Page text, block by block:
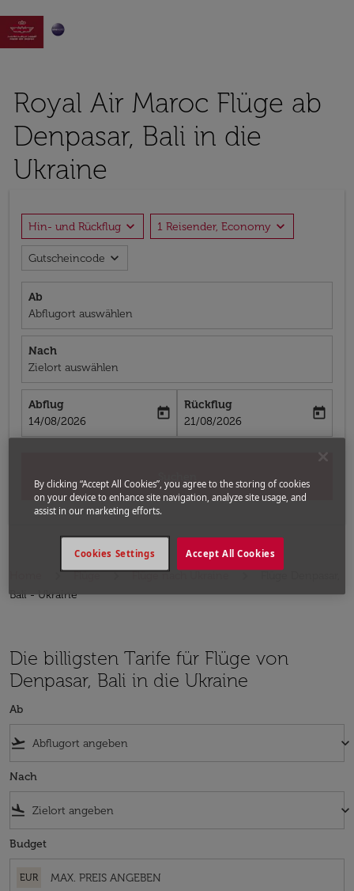

Royal Air Maroc Flüge ab
Denpasar, Bali in die
Ukraine
Hin- und Rückflug expand_more 1 Reisender, Economy expand_more
Gutscheincode expand_more
Ab
Abflugort auswählen
Nach
Zielort auswählen
Abflug
fc-booking-departure-date-aria-label
14/08/2026
today
Rückflug
fc-booking-return-date-aria-label
21/08/2026
today
Flüge Flüge nach Ukraine
Bali - Ukraine
Die billigsten Tarife für Flüge von
Denpasar, Bali in die Ukraine
Ab
flight_takeoff keyboard_arrow_down
Nach
flight_land keyboard_arrow_down
Budget
EUR
By clicking “Accept All Cookies”, you agree to the storing of cookies
on your device to enhance site navigation, analyze site usage, and
assist in our marketing efforts.
Accept All Cookies
Cookies Settings